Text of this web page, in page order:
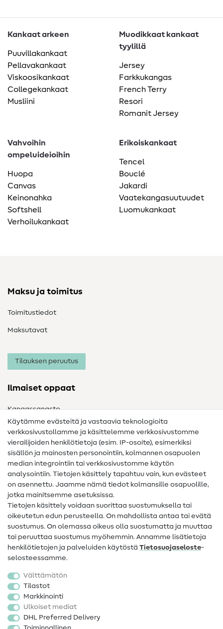
Kankaat arkeen
Puuvillakankaat
Pellavakankaat
Viskoosikankaat
Collegekankaat
Musliini
Muodikkaat kankaat
tyylillä
Jersey
Farkkukangas
French Terry
Resori
Romanit Jersey
Vahvoihin
ompeluideioihin
Huopa
Canvas
Keinonahka
Softshell
Verhoilukankaat
Erikoiskankaat
Tencel
Bouclé
Jakardi
Vaatekangasuutuudet
Luomukankaat
Maksu ja toimitus
Toimitustiedot
Maksutavat
Tilauksen peruutus
Ilmaiset oppaat
Kangassanasto
Ompelusanasto
Ompeluohjeet
Apua ja yhteystiedot
Yhteystiedot
Tietoa omistajanvaihdoksesta
Peruutusoikeus
Suosittu
Kankaat
Ompelutarvikkeet
Ale
Käytämme evästeitä ja vastaavia teknologioita
verkkosivustollamme ja käsittelemme verkkosivustomme
vierailijoiden henkilötietoja (esim. IP-osoite), esimerkiksi
sisällön ja mainosten personointiin, kolmannen osapuolen
median integrointiin tai verkkosivustomme käytön
analysointiin. Tietojen käsittely tapahtuu vain, kun evästeet
on asennettu. Jaamme nämä tiedot kolmansille osapuolille,
jotka mainitsemme asetuksissa.
Tietojen käsittely voidaan suorittaa suostumuksella tai
oikeutetun edun perusteella. On mahdollista antaa tai evätä
suostumus. On olemassa oikeus olla suostumatta ja muuttaa
tai peruuttaa suostumus myöhemmin. Annamme lisätietoja
henkilötietojen ja palveluiden käytöstä Tietosuojaseloste-
selosteessamme.
Välttämätön
Tilastot
Markkinointi
Ulkoiset mediat
DHL Preferred Delivery